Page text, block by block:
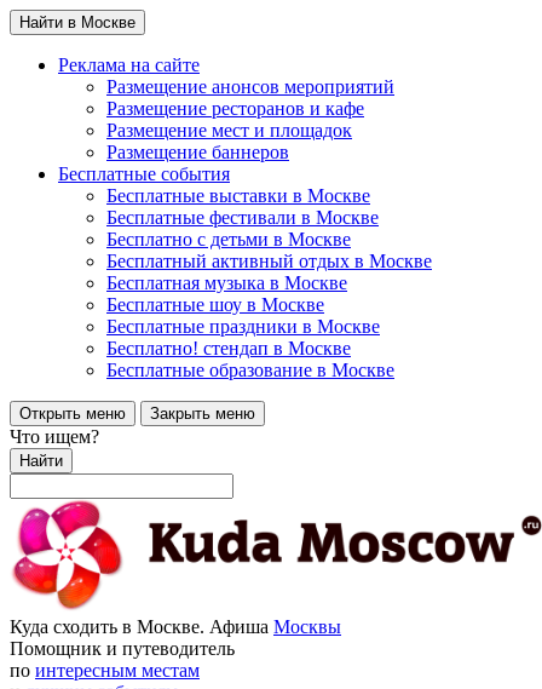
Найти в Москве
Реклама на сайте
Размещение анонсов мероприятий
Размещение ресторанов и кафе
Размещение мест и площадок
Размещение баннеров
Бесплатные события
Бесплатные выставки в Москве
Бесплатные фестивали в Москве
Бесплатно с детьми в Москве
Бесплатный активный отдых в Москве
Бесплатная музыка в Москве
Бесплатные шоу в Москве
Бесплатные праздники в Москве
Бесплатно! стендап в Москве
Бесплатные образование в Москве
Открыть меню Закрыть меню
Что ищем?
Найти
Куда сходить в Москве. Афиша Москвы
Помощник и путеводитель
по интересным местам